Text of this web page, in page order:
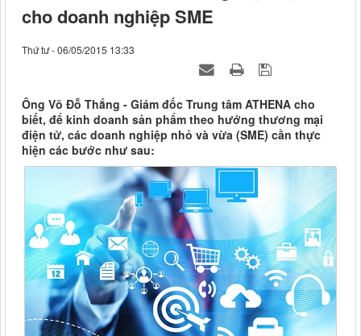
cho doanh nghiệp SME
Thứ tư - 06/05/2015 13:33
Ông Võ Đỗ Thắng - Giám đốc Trung tâm ATHENA cho
biết, để kinh doanh sản phẩm theo hướng thương mại
điện tử, các doanh nghiệp nhỏ và vừa (SME) cần thực
hiện các bước như sau: